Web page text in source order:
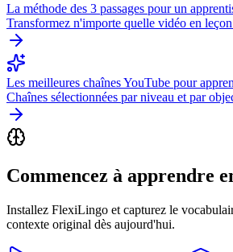
La méthode des 3 passages pour un
Transformez n'importe quelle vidéo en
Les meilleures chaînes YouTube pour
Chaînes sélectionnées par niveau et par
Commencez à apprendre
Installez FlexiLingo et capturez le
contexte original dès aujourd'hui.